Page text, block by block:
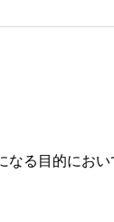
なる目的にお